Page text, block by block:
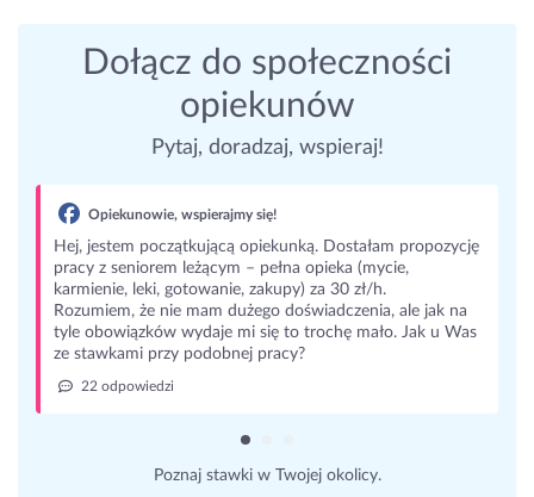
Dołącz do społeczności
opiekunów
Pytaj, doradzaj, wspieraj!
Opiekunowie, wspierajmy się!
Hej, jestem początkującą opiekunką. Dostałam propozycję
pracy z seniorem leżącym – pełna opieka (mycie,
karmienie, leki, gotowanie, zakupy) za 30 zł/h.
Rozumiem, że nie mam dużego doświadczenia, ale jak na
tyle obowiązków wydaje mi się to trochę mało. Jak u Was
ze stawkami przy podobnej pracy?
22 odpowiedzi
Poznaj stawki w Twojej okolicy.